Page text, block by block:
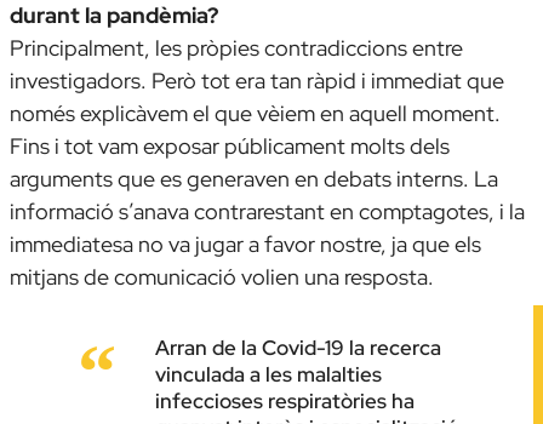
durant la pandèmia?
Principalment, les pròpies contradiccions entre
investigadors. Però tot era tan ràpid i immediat que
només explicàvem el que vèiem en aquell moment.
Fins i tot vam exposar públicament molts dels
arguments que es generaven en debats interns. La
informació s’anava contrarestant en comptagotes, i la
immediatesa no va jugar a favor nostre, ja que els
mitjans de comunicació volien una resposta.
Arran de la Covid-19 la recerca
vinculada a les malalties
infeccioses respiratòries ha